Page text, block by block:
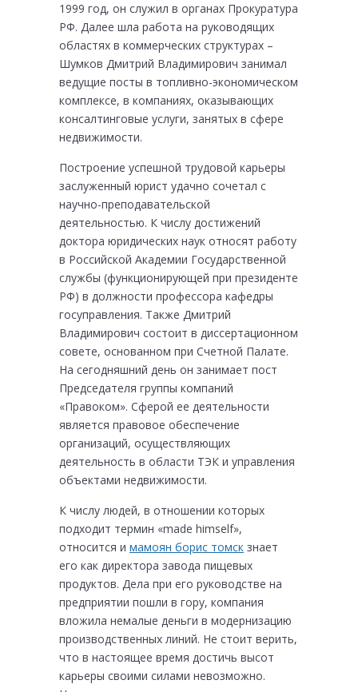
1999 год, он служил в органах Прокуратура
РФ. Далее шла работа на руководящих
областях в коммерческих структурах –
Шумков Дмитрий Владимирович занимал
ведущие посты в топливно-экономическом
комплексе, в компаниях, оказывающих
консалтинговые услуги, занятых в сфере
недвижимости.
Построение успешной трудовой карьеры
заслуженный юрист удачно сочетал с
научно-преподавательской
деятельностью. К числу достижений
доктора юридических наук относят работу
в Российской Академии Государственной
службы (функционирующей при президенте
РФ) в должности профессора кафедры
госуправления. Также Дмитрий
Владимирович состоит в диссертационном
совете, основанном при Счетной Палате.
На сегодняшний день он занимает пост
Председателя группы компаний
«Правоком». Сферой ее деятельности
является правовое обеспечение
организаций, осуществляющих
деятельность в области ТЭК и управления
объектами недвижимости.
К числу людей, в отношении которых
подходит термин «made himself»,
относится и мамоян борис томск знает
его как директора завода пищевых
продуктов. Дела при его руководстве на
предприятии пошли в гору, компания
вложила немалые деньги в модернизацию
производственных линий. Не стоит верить,
что в настоящее время достичь высот
карьеры своими силами невозможно.